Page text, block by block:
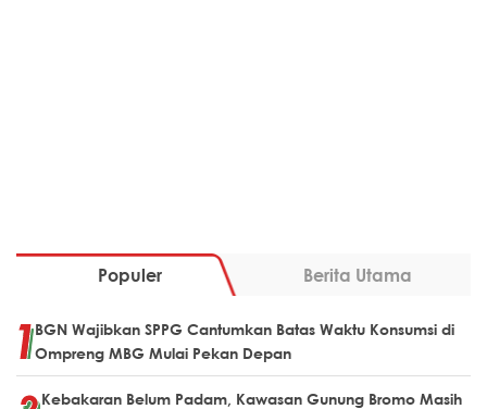
Populer Berita Utama
BGN Wajibkan SPPG Cantumkan Batas Waktu Konsumsi di
Ompreng MBG Mulai Pekan Depan
Kebakaran Belum Padam, Kawasan Gunung Bromo Masih